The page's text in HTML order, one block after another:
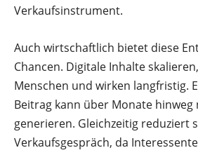
Verkaufsinstrument.
Auch wirtschaftlich bietet diese
Chancen. Digitale Inhalte
Menschen und wirken langfristig.
Beitrag kann über Monate hinweg
generieren. Gleichzeitig reduziert
Verkaufsgespräch, da